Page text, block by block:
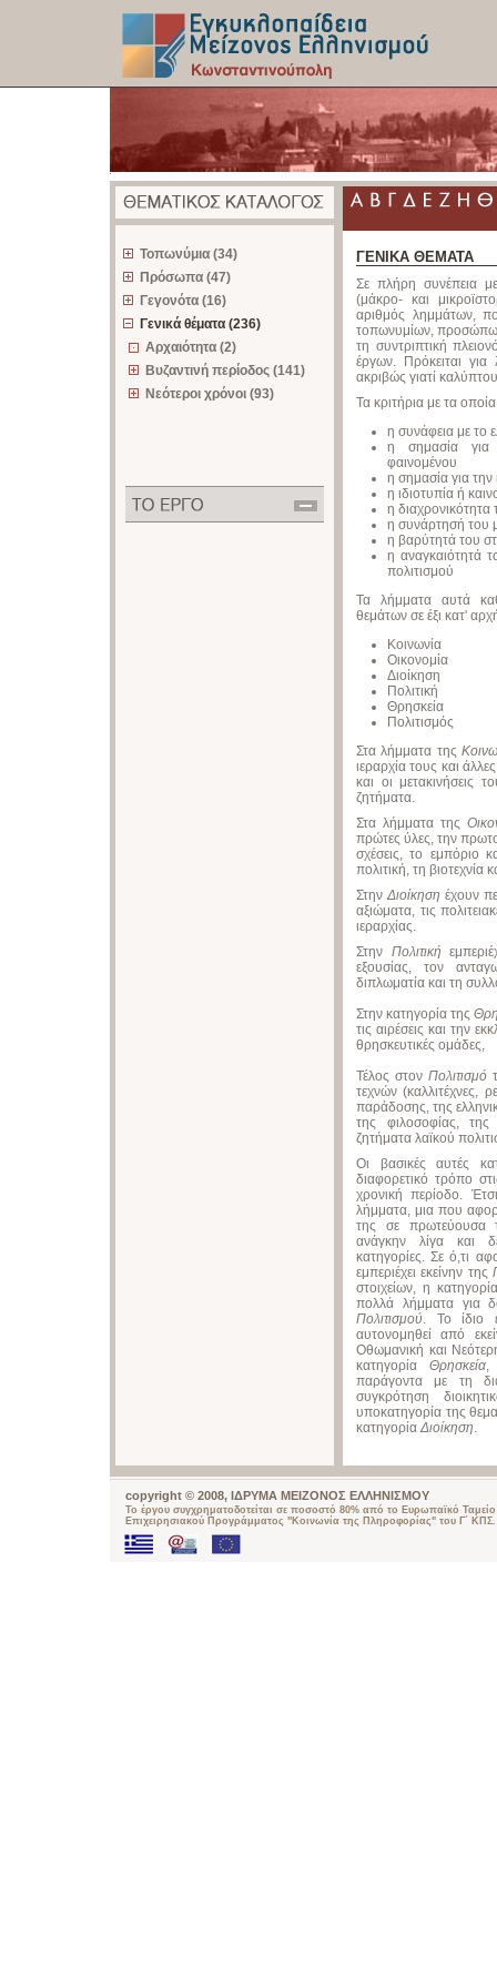
Τοπωνύμια (34)
Πρόσωπα (47)
Γεγονότα (16)
Γενικά θέματα (236)
Αρχαιότητα (2)
Βυζαντινή περίοδος (141)
Νεότεροι χρόνοι (93)
ΓΕΝΙΚΑ ΘΕΜΑΤΑ
Σε πλήρη συνέπεια
(μάκρο- και
αριθμός λημμάτων,
τοπωνυμίων,
τη συντριπτική
έργων. Πρόκειται
ακριβώς γιατί
Τα κριτήρια με τα
η συνάφεια με το
η σημασία για
φαινομένου
η σημασία για
η ιδιοτυπία ή
η διαχρονικότητα
η συνάρτησή του
η βαρύτητά του
η αναγκαιότητά
πολιτισμού
Τα λήμματα αυτά
θεμάτων σε έξι κατ'
Κοινωνία
Οικονομία
Διοίκηση
Πολιτική
Θρησκεία
Πολιτισμός
Στα λήμματα της
ιεραρχία τους και
και οι μετακινήσεις
ζητήματα.
Στα λήμματα της
πρώτες ύλες, την
σχέσεις, το εμπόριο
πολιτική, τη βιοτεχνία
Στην Διοίκηση έχουν
αξιώματα, τις
ιεραρχίας.
Στην Πολιτική
εξουσίας, τον
διπλωματία και τη
Στην κατηγορία της
τις αιρέσεις και την
θρησκευτικές ομάδες,
Τέλος στον Πολιτισμό
τεχνών (καλλιτέχνες,
παράδοσης, της
της φιλοσοφίας,
ζητήματα λαϊκού
Οι βασικές αυτές
διαφορετικό τρόπο
χρονική περίοδο.
λήμματα, μια που
της σε πρωτεύουσα
ανάγκην λίγα και
κατηγορίες. Σε ό,τι
εμπεριέχει εκείνην της
στοιχείων, η
πολλά λήμματα για
Πολιτισμού. Το ίδιο
αυτονομηθεί από
Οθωμανική και
κατηγορία Θρησκεία,
παράγοντα με τη
συγκρότηση
υποκατηγορία της
κατηγορία Διοίκηση.
copyright © 2008, ΙΔΡΥΜΑ ΜΕΙΖΟΝΟΣ ΕΛΛΗΝΙΣΜΟΥ
Το έργου συγχρηματοδοτείται σε ποσοστό 80% από το Ευρωπαϊκό
Επιχειρησιακού Προγράμματος "Κοινωνία της Πληροφορίας" του Γ΄ ΚΠΣ.